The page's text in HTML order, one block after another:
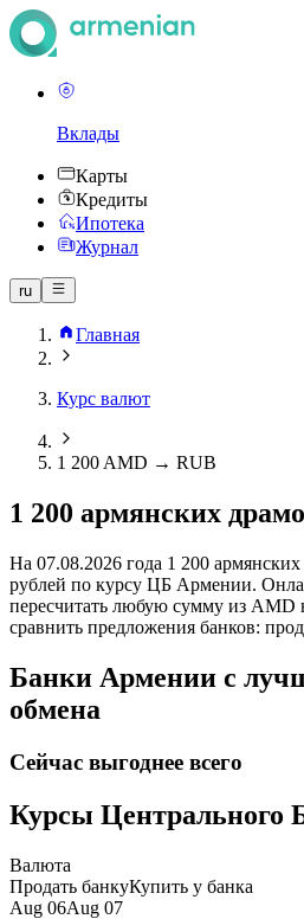
Вклады
Карты
Кредиты
Ипотека
Журнал
ru
Главная
Курс валют
1 200 AMD → RUB
1 200 армянских
На 07.08.2026 года 1 200 армянских
рублей по курсу ЦБ Армении.
пересчитать любую сумму из
сравнить предложения банков:
Банки Армении с
обмена
Сейчас выгоднее всего
Курсы Центрального
Валюта
Продать банкуКупить у банка
Aug 06Aug 07